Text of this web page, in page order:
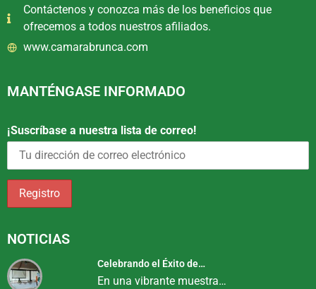
Contáctenos y conozca más de los beneficios que
ofrecemos a todos nuestros afiliados.
www.camarabrunca.com
MANTÉNGASE INFORMADO
¡Suscríbase a nuestra lista de correo!
NOTICIAS
Celebrando el Éxito de…
En una vibrante muestra…